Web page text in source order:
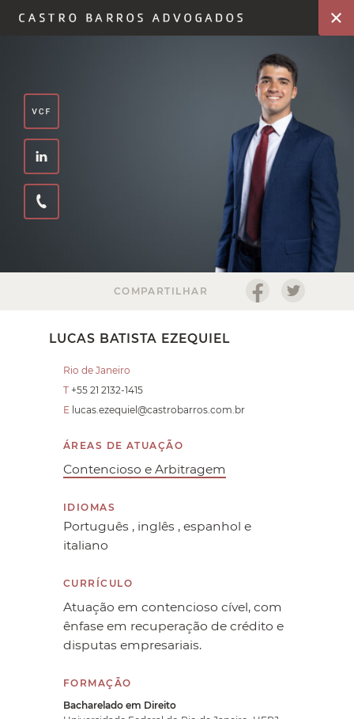
COMPARTILHAR
LUCAS BATISTA EZEQUIEL
Rio de Janeiro
T +55 21 2132-1415
E lucas.ezequiel@castrobarros.com.br
ÁREAS DE ATUAÇÃO
Contencioso e Arbitragem
IDIOMAS
Português , inglês , espanhol e
italiano
CURRÍCULO
Atuação em contencioso cível, com
ênfase em recuperação de crédito e
disputas empresariais.
FORMAÇÃO
Bacharelado em Direito